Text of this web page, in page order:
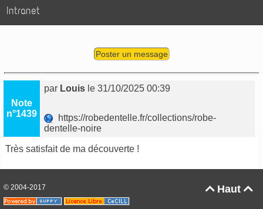
Intranet
Poster un message
Note
n°1439
par Louis le 31/10/2025 00:39
https://robedentelle.fr/collections/robe-
dentelle-noire
Très satisfait de ma découverte !
Haut 
© 2004-2017